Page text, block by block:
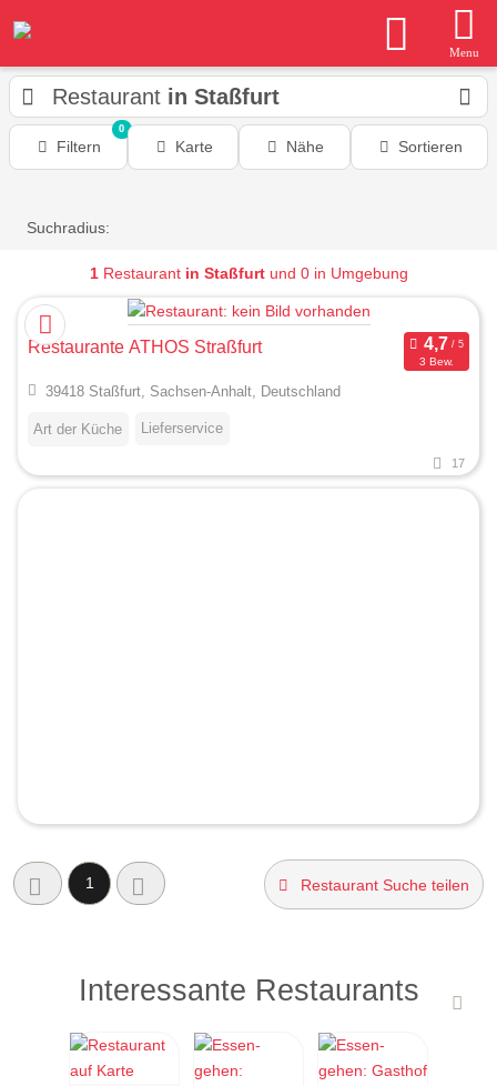
Menu
Restaurant in Staßfurt
Filtern
0
Karte Nähe Sortieren
Suchradius:
1Restaurant in Staßfurtund 0 in Umgebung
Restaurante ATHOS Straßfurt
3 Bew.
39418 Staßfurt, Sachsen-Anhalt, Deutschland
Art der Küche Lieferservice
17
1 Restaurant Suche teilen
Interessante Restaurants